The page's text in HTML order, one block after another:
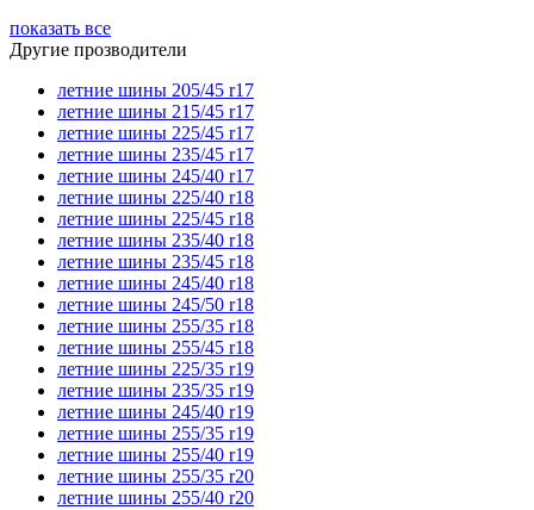
показать все
Другие прозводители
летние шины 205/45 r17
летние шины 215/45 r17
летние шины 225/45 r17
летние шины 235/45 r17
летние шины 245/40 r17
летние шины 225/40 r18
летние шины 225/45 r18
летние шины 235/40 r18
летние шины 235/45 r18
летние шины 245/40 r18
летние шины 245/50 r18
летние шины 255/35 r18
летние шины 255/45 r18
летние шины 225/35 r19
летние шины 235/35 r19
летние шины 245/40 r19
летние шины 255/35 r19
летние шины 255/40 r19
летние шины 255/35 r20
летние шины 255/40 r20